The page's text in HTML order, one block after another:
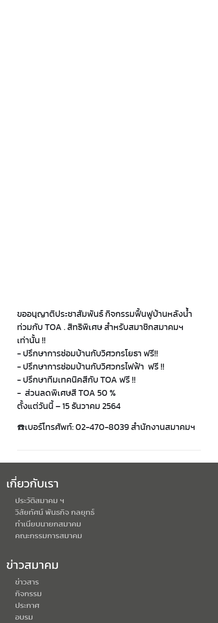
ขออนุญาติประชาสัมพันธ์ กิจกรรมฟื้นฟูบ้านหลังน้ำ
ท่วมกับ TOA . สิทธิพิเศษ สำหรับสมาชิกสมาคมฯ
เท่านั้น !!
- ปรึกษาการซ่อมบ้านกับวิศวกรโยธา ฟรี!!
- ปรึกษาการซ่อมบ้านกับวิศวกรไฟฟ้า ฟรี !!
- ปรึกษาทีมเทคนิคสีกับ TOA ฟรี !!
- ส่วนลดพิเศษสี TOA 50 %
ตั้งแต่วันนี้ – 15 ธันวาคม 2564
☎️เบอร์โทรศัพท์: 02-470-8039 สำนักงานสมาคมฯ
เกี่ยวกับเรา
ประวัติสมาคม ฯ
วิสัยทัศน์ พันธกิจ กลยุทธ์
ทำเนียบนายกสมาคม
คณะกรรมการสมาคม
ข่าวสมาคม
ข่าวสาร
กิจกรรม
ประกาศ
อบรม